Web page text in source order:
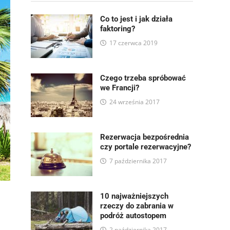
Co to jest i jak działa
faktoring?
17 czerwca 2019
Czego trzeba spróbować
we Francji?
24 września 2017
Rezerwacja bezpośrednia
czy portale rezerwacyjne?
7 października 2017
10 najważniejszych
rzeczy do zabrania w
podróż autostopem